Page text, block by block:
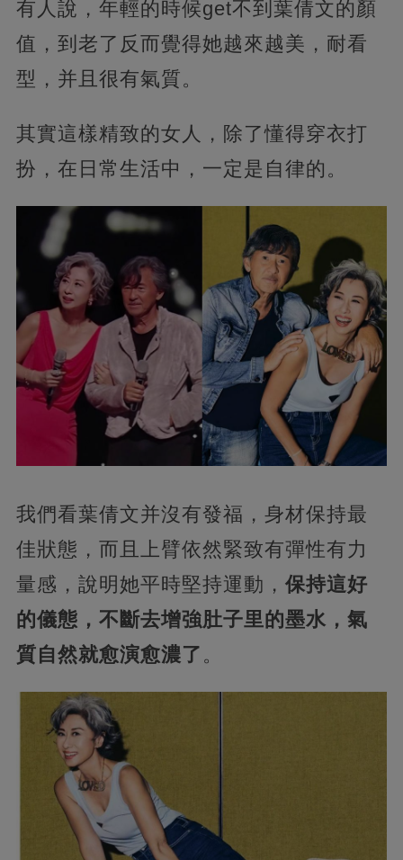
有人說，年輕的時候get不到葉倩文的顏
值，到老了反而覺得她越來越美，耐看
型，并且很有氣質。
其實這樣精致的女人，除了懂得穿衣打
扮，在日常生活中，一定是自律的。
我們看葉倩文并沒有發福，身材保持最
佳狀態，而且上臂依然緊致有彈性有力
量感，說明她平時堅持運動， 保持這好
的儀態，不斷去增強肚子里的墨水，氣
質自然就愈演愈濃了 。